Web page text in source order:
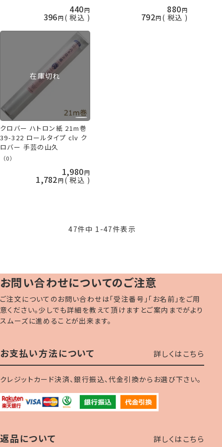
440
396 税込
880
792 税込
在庫切れ
クロバー ハトロン紙 21m巻
39-322 ロールタイプ clv ク
ロバー 手芸の山久
（0）
1,980
1,782 税込
47件中 1 -47件表示
お問い合わせについてのご注意
ご注文についてのお問い合わせは「受注番号」「お名前」をご用
意ください。少しでも詳細を教えて頂けますとご案内までがより
スムーズに進めることが出来ます。
お支払い方法について 詳しくはこちら
クレジットカード決済、銀行振込、代金引換からお選び下さい。
返品について 詳しくはこちら